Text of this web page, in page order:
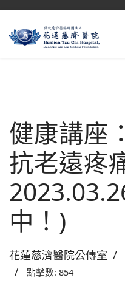
健康講座
抗老遠疼
中！)
花蓮慈濟醫院公傳室
點擊數: 854